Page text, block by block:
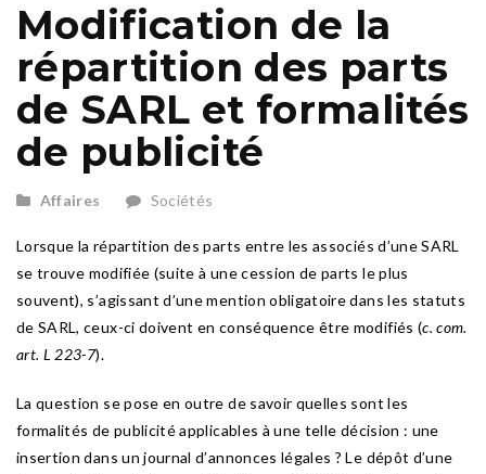
Modification de la
répartition des parts
de SARL et formalités
de publicité
Affaires Sociétés
Lorsque la répartition des parts entre les associés d’une SARL
se trouve modifiée (suite à une cession de parts le plus
souvent), s’agissant d’une mention obligatoire dans les statuts
de SARL, ceux-ci doivent en conséquence être modifiés (c. com.
art. L 223-7).
La question se pose en outre de savoir quelles sont les
formalités de publicité applicables à une telle décision : une
insertion dans un journal d’annonces légales ? Le dépôt d’une